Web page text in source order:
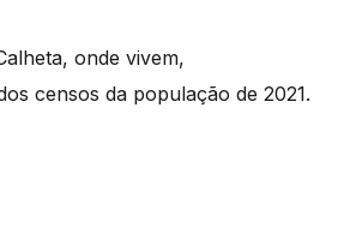
onde vivem,
censos da população de 2021.